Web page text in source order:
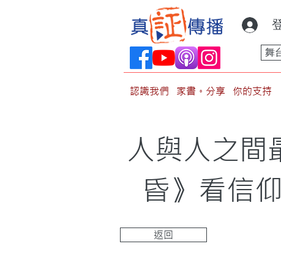
舞
認識我們 家書。分享 你的支持
人與人之間
昏》看信
返回